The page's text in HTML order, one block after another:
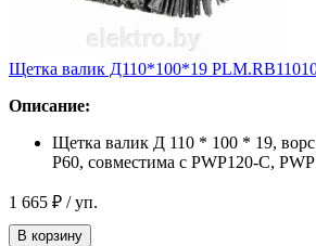
Щетка валик Д110*100*19
Описание:
Щетка валик Д 110 * 100 * 19,
Р60, совместима с PWP120-C,
1 665 ₽ / уп.
В корзину